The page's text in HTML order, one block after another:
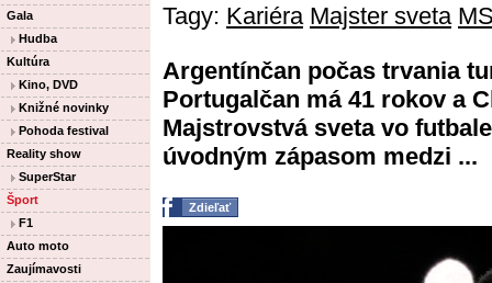
Gala
Hudba
Kultúra
Kino, DVD
Knižné novinky
Pohoda festival
Reality show
SuperStar
Šport
F1
Auto moto
Zaujímavosti
Tagy: Kariéra Majster sveta
Argentínčan počas trvania
Portugalčan má 41 rokov a
Majstrovstvá sveta vo
úvodným zápasom medzi ...
Zdieľať